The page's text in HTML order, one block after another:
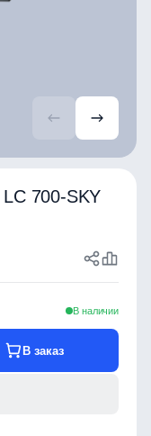
700-SKY
В наличии
В заказ